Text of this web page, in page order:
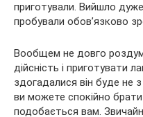
приготували. Вийшло
пробували обов’язково
Вообщем не довго
дійсність і приготувати
здогадалися він буде не
ви можете спокійно
подобається вам.